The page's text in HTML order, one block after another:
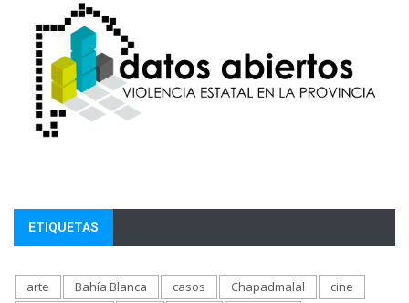
ETIQUETAS
arte Bahía Blanca casos Chapadmalal
cine